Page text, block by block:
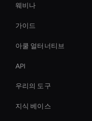
웨비나
가이드
아쿨 얼터너티브
API
우리의 도구
지식 베이스